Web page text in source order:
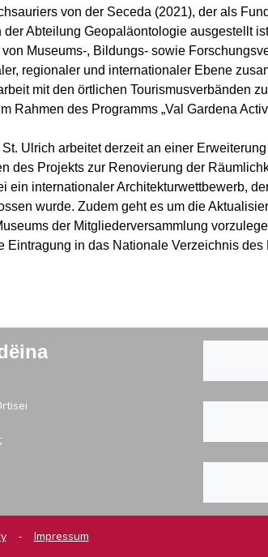
von der Seceda (2021), der als
der Abteilung Geopaläontologie ausgestellt
Museums-, Bildungs- sowie
regionaler und internationaler Ebene
mit den örtlichen Tourismusverbänden
Rahmen des Programms „Val Gardena
Ulrich arbeitet derzeit an einer
des Projekts zur Renovierung der
ein internationaler Architekturwettbewerb,
wurde. Zudem geht es um die
der Mitgliederversammlung
Eintragung in das Nationale Verzeichnis
- Impressum